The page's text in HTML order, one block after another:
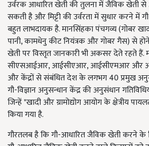
उर्वरक आधारित खेती की तुलना में जैविक खेती से
सकती है और मिट्टी की उर्वरता में सुधार करने में
बहुत लाभदायक है. मानसिंहका पंचगव्य (गोबर
पानी, कामधेनु कीट नियंत्रक और गोबर गैस) से
खेती पर विस्तृत जानकारी भी अकसर देते रहते हैं.
सीएसआईआर, आईसीएआर, आईसीएमआर और
और केंद्रों से संबंधित देश के लगभग 40 प्रमुख
गौ-विज्ञान अनुसन्धान केंद्र की अनुसंधान
जिन्हें "खादी और ग्रामोद्योग आयोग के क्षेत्रीय
किया गया है.
गौरतलब है कि गौ-आधारित जैविक खेती करने के